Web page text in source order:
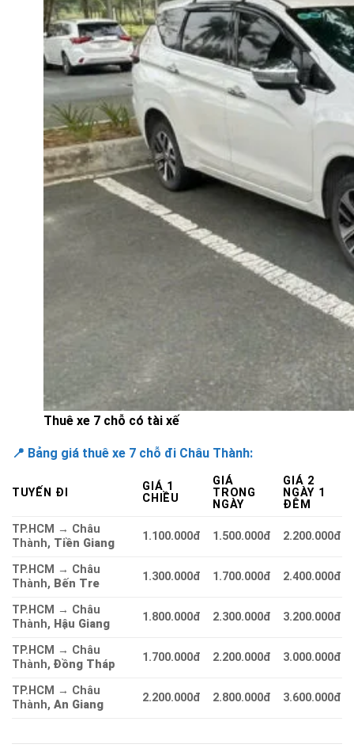
Thuê xe 7 chỗ có tài xế
📍 Bảng giá thuê xe 7 chỗ đi Châu Thành:
TUYẾN ĐI
GIÁ 1
CHIỀU
GIÁ
TRONG
NGÀY
GIÁ 2
NGÀY 1
ĐÊM
TP.HCM → Châu
Thành, Tiền Giang
1.100.000đ 1.500.000đ 2.200.000đ
TP.HCM → Châu
Thành, Bến Tre
1.300.000đ 1.700.000đ 2.400.000đ
TP.HCM → Châu
Thành, Hậu Giang
1.800.000đ 2.300.000đ 3.200.000đ
TP.HCM → Châu
Thành, Đồng Tháp
1.700.000đ 2.200.000đ 3.000.000đ
TP.HCM → Châu
Thành, An Giang
2.200.000đ 2.800.000đ 3.600.000đ